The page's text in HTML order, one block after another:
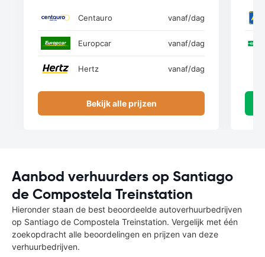
Centauro vanaf/dag
Europcar vanaf/dag
Hertz vanaf/dag
Bekijk alle prijzen
Aanbod verhuurders op Santiago
de Compostela Treinstation
Hieronder staan de best beoordeelde autoverhuurbedrijven
op Santiago de Compostela Treinstation. Vergelijk met één
zoekopdracht alle beoordelingen en prijzen van deze
verhuurbedrijven.